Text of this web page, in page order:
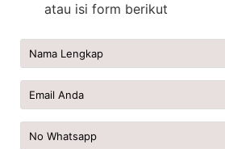
atau isi form berikut